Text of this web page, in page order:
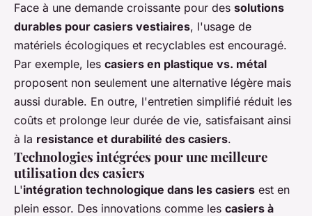
Face à une demande croissante pour des solutions
durables pour casiers vestiaires, l'usage de
matériels écologiques et recyclables est encouragé.
Par exemple, les casiers en plastique vs. métal
proposent non seulement une alternative légère mais
aussi durable. En outre, l'entretien simplifié réduit les
coûts et prolonge leur durée de vie, satisfaisant ainsi
à la resistance et durabilité des casiers.
Technologies intégrées pour une meilleure
utilisation des casiers
L'intégration technologique dans les casiers est en
plein essor. Des innovations comme les casiers à